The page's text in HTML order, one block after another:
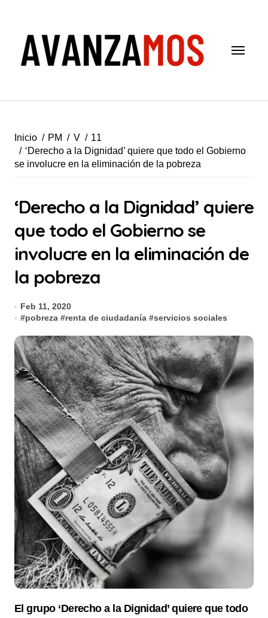
Inicio PM V
11
‘Derecho a la Dignidad’ quiere que todo el Gobierno
se involucre en la eliminación de la pobreza
‘Derecho a la Dignidad’ quiere
que todo el Gobierno se
involucre en la eliminación de
la pobreza
Feb 11, 2020
#pobreza #renta de ciudadanía #servicios sociales
El grupo ‘Derecho a la Dignidad’ quiere que todo